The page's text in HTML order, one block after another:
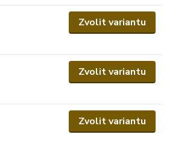
Zvolit variantu
Zvolit variantu
Zvolit variantu